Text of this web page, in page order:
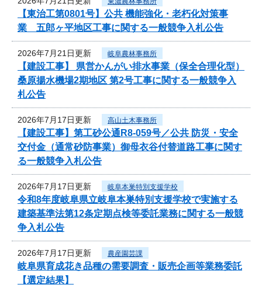
【東治工第0801号】公共 機能強化・老朽化対策事
業 五郎ヶ平地区工事に関する一般競争入札公告
2026年7月21日更新 岐阜農林事務所
【建設工事】 県営かんがい排水事業（保全合理化型）
桑原揚水機場2期地区 第2号工事に関する一般競争入
札公告
2026年7月17日更新 高山土木事務所
【建設工事】第工砂公通R8-059号／公共 防災・安全
交付金（通常砂防事業）御母衣谷付替道路工事に関す
る一般競争入札公告
2026年7月17日更新 岐阜本巣特別支援学校
令和8年度岐阜県立岐阜本巣特別支援学校で実施する
建築基準法第12条定期点検等委託業務に関する一般競
争入札公告
2026年7月17日更新 農産園芸課
岐阜県育成花き品種の需要調査・販売企画等業務委託
【選定結果】